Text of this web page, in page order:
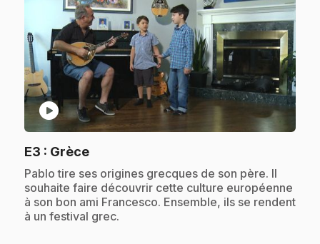
play_circle
E3 : Grèce.
.Pablo tire ses origines grecques de son père. Il
souhaite faire découvrir cette culture européenne
à son bon ami Francesco. Ensemble, ils se rendent
à un festival grec.